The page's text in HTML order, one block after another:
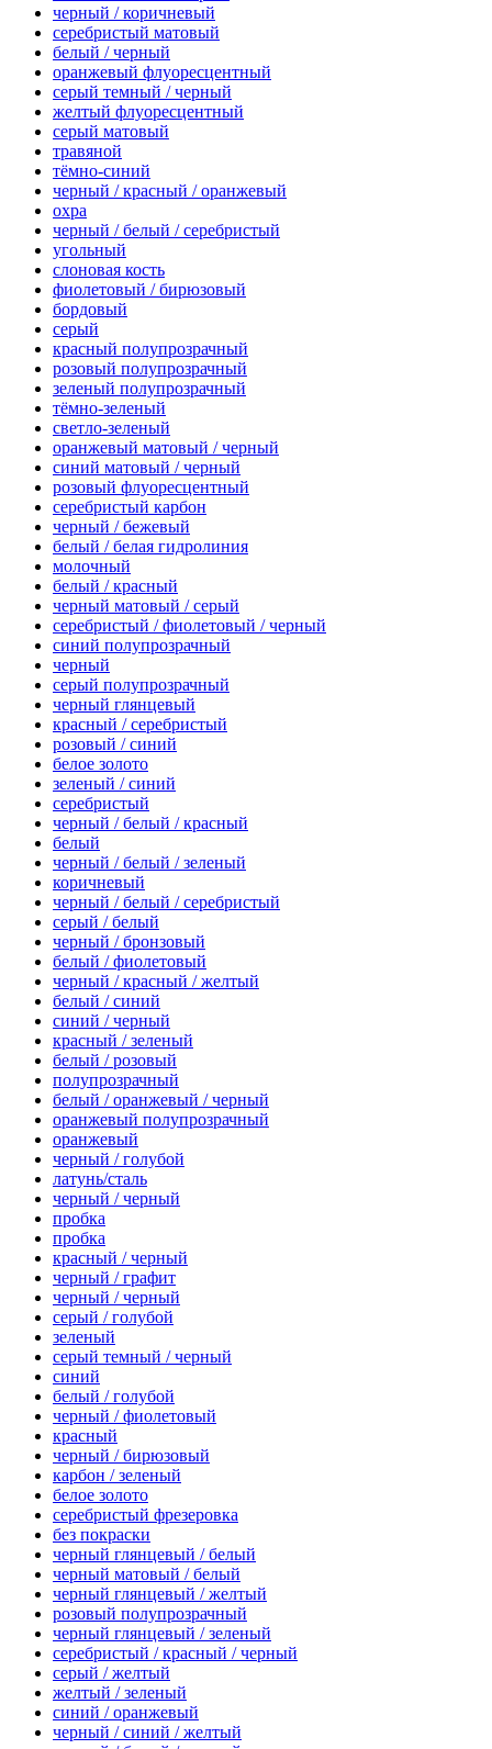
черный / коричневый
серебристый матовый
белый / черный
оранжевый флуоресцентный
серый темный / черный
желтый флуоресцентный
серый матовый
травяной
тёмно-синий
черный / красный / оранжевый
охра
черный / белый / серебристый
угольный
слоновая кость
фиолетовый / бирюзовый
бордовый
серый
красный полупрозрачный
розовый полупрозрачный
зеленый полупрозрачный
тёмно-зеленый
светло-зеленый
оранжевый матовый / черный
синий матовый / черный
розовый флуоресцентный
серебристый карбон
черный / бежевый
белый / белая гидролиния
молочный
белый / красный
черный матовый / серый
серебристый / фиолетовый / черный
синий полупрозрачный
черный
серый полупрозрачный
черный глянцевый
красный / серебристый
розовый / синий
белое золото
зеленый / синий
серебристый
черный / белый / красный
белый
черный / белый / зеленый
коричневый
черный / белый / серебристый
серый / белый
черный / бронзовый
белый / фиолетовый
черный / красный / желтый
белый / синий
синий / черный
красный / зеленый
белый / розовый
полупрозрачный
белый / оранжевый / черный
оранжевый полупрозрачный
оранжевый
черный / голубой
латунь/сталь
черный / черный
пробка
пробка
красный / черный
черный / графит
черный / черный
серый / голубой
зеленый
серый темный / черный
синий
белый / голубой
черный / фиолетовый
красный
черный / бирюзовый
карбон / зеленый
белое золото
серебристый фрезеровка
без покраски
черный глянцевый / белый
черный матовый / белый
черный глянцевый / желтый
розовый полупрозрачный
черный глянцевый / зеленый
серебристый / красный / черный
серый / желтый
желтый / зеленый
синий / оранжевый
черный / синий / желтый